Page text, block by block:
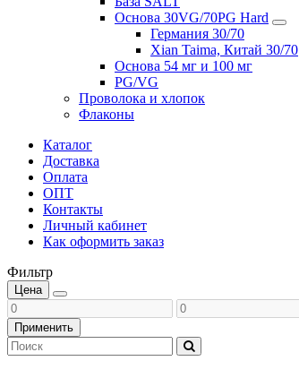
Основа 30VG/70PG Hard
Германия 30/70
Xian Taima, Китай 30/70
Основа 54 мг и 100 мг
PG/VG
Проволока и хлопок
Флаконы
Каталог
Доставка
Оплата
ОПТ
Контакты
Личный кабинет
Как оформить заказ
Фильтр
Цена
Применить